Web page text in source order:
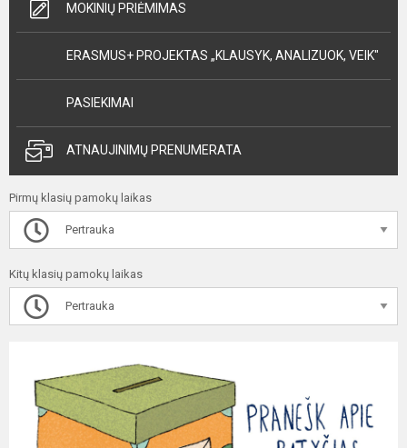
MOKINIŲ PRIĖMIMAS
ERASMUS+ PROJEKTAS „KLAUSYK, ANALIZUOK, VEIK"
PASIEKIMAI
ATNAUJINIMŲ PRENUMERATA
Pirmų klasių pamokų laikas
Pertrauka
Kitų klasių pamokų laikas
Pertrauka